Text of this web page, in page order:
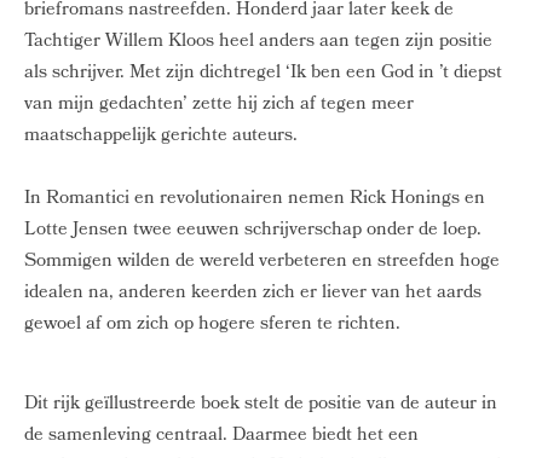
briefromans nastreefden. Honderd jaar later keek de
Tachtiger Willem Kloos heel anders aan tegen zijn positie
als schrijver. Met zijn dichtregel ‘Ik ben een God in ’t diepst
van mijn gedachten’ zette hij zich af tegen meer
maatschappelijk gerichte auteurs.
In Romantici en revolutionairen nemen Rick Honings en
Lotte Jensen twee eeuwen schrijverschap onder de loep.
Sommigen wilden de wereld verbeteren en streefden hoge
idealen na, anderen keerden zich er liever van het aards
gewoel af om zich op hogere sferen te richten.
Dit rijk geïllustreerde boek stelt de positie van de auteur in
de samenleving centraal. Daarmee biedt het een